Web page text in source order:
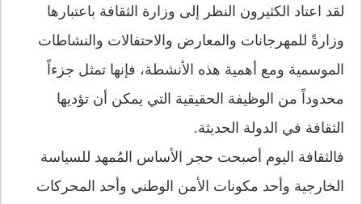
لقد اعتاد الكثيرون النظر إلى وزارة الثقافة باعتبارها
وزارةً للمهرجانات والمعارض والاحتفالات والنشاطات
الموسمية ومع أهمية هذه الأنشطة، فإنها تمثل جزءاً
محدوداً من الوظيفة الحقيقية التي يمكن أن تؤديها
الثقافة في الدولة الحديثة.
فالثقافة اليوم أصبحت حجر الأساس المُمهد للسياسة
الخارجية وأحد مكونات الأمن الوطني وأحد المحركات